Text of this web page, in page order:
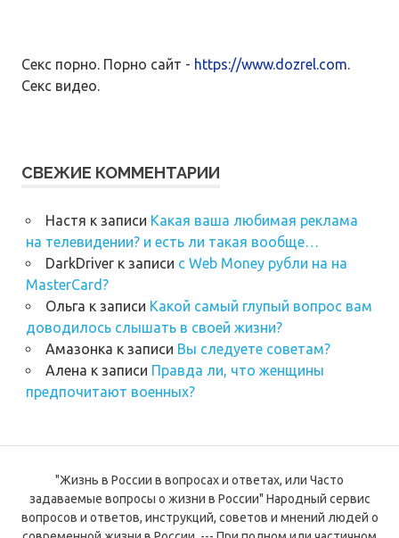
Секс порно. Порно сайт - https://www.dozrel.com.
Секс видео.
СВЕЖИЕ КОММЕНТАРИИ
Настя к записи Какая ваша любимая реклама
на телевидении? и есть ли такая вообще…
DarkDriverк записи с Web Money рубли на на
MasterCard?
Ольга к записи Какой самый глупый вопрос вам
доводилось слышать в своей жизни?
Амазонка к записи Вы следуете советам?
Алена к записи Правда ли, что женщины
предпочитают военных?
"Жизнь в России в вопросах и ответах, или Часто
задаваемые вопросы о жизни в России" Народный сервис
вопросов и ответов, инструкций, советов и мнений людей о